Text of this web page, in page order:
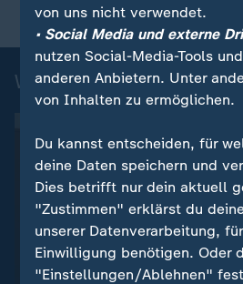
Weitere
von uns nicht verwendet.
• Social Media und externe
nutzen Social-Media-Tools
anderen Anbietern. Unter
von Inhalten zu ermöglichen.
Du kannst entscheiden, für
deine Daten speichern und
Dies betrifft nur dein aktuell
"Zustimmen" erklärst du
unserer Datenverarbeitung,
Einwilligung benötigen. Oder
"Einstellungen/Ablehnen"